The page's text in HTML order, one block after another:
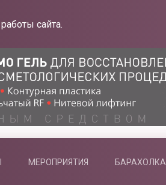
сайта.
МЕРОПРИЯТИЯ БАРАХОЛКА